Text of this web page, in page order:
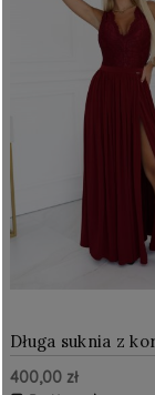
Długa suknia z
dekoltem i
nogę Bordowa
400,00 zł